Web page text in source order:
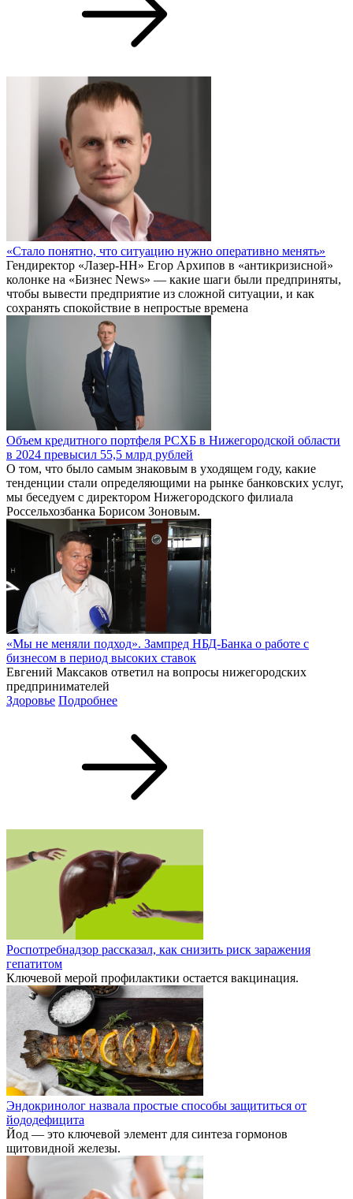
«Стало понятно, что ситуацию нужно оперативно менять»
Гендиректор «Лазер-НН» Егор Архипов в «антикризисной»
колонке на «Бизнес News» — какие шаги были предприняты,
чтобы вывести предприятие из сложной ситуации, и как
сохранять спокойствие в непростые времена
Объем кредитного портфеля РСХБ в Нижегородской области
в 2024 превысил 55,5 млрд рублей
О том, что было самым знаковым в уходящем году, какие
тенденции стали определяющими на рынке банковских услуг,
мы беседуем с директором Нижегородского филиала
Россельхозбанка Борисом Зоновым.
«Мы не меняли подход». Зампред НБД-Банка о работе с
бизнесом в период высоких ставок
Евгений Максаков ответил на вопросы нижегородских
предпринимателей
Здоровье Подробнее
Роспотребнадзор рассказал, как снизить риск заражения
гепатитом
Ключевой мерой профилактики остается вакцинация.
Эндокринолог назвала простые способы защититься от
йододефицита
Йод — это ключевой элемент для синтеза гормонов
щитовидной железы.